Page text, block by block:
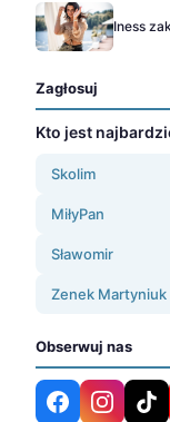
Iness
Zagłosuj
Kto jest
Skolim
MiłyPan
Sławomir
Zenek Martyniuk
Obserwuj nas